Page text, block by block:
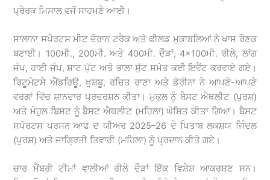
ਪ੍ਰੇਰਕ ਮਿਸਾਲ ਵਜੋਂ ਸਾਹਮਣੇ ਆਈ।
ਸਾਲਾਨਾ ਸਪੋਰਟਸ ਮੀਟ ਦੌਰਾਨ ਟਰੈਕ ਅਤੇ ਫੀਲਡ ਮੁਕਾਬਲਿਆਂ ਨੇ ਖਾਸ ਰੌਣਕ
ਬਣਾਈ। 100ਮੀ., 200ਮੀ. ਅਤੇ 400ਮੀ. ਦੌੜਾਂ, 4×100ਮੀ. ਰੀਲੇ, ਲਾਂਗ
ਜੰਪ, ਹਾਈ ਜੰਪ, ਸ਼ਾਟ ਪੁੱਟ ਅਤੇ ਭਾਲਾ ਸੁੱਟ ਸਮੇਤ ਕਈ ਇਵੈਂਟ ਕਰਵਾਏ ਗਏ।
ਰਿਟੂਮੇਟਸੇ ਐਂਡਰਿਊ, ਖੁਸ਼ਬੂ, ਰਚਿਤ ਰਾਣਾ ਅਤੇ ਡੋਰੀਨਾ ਨੇ ਆਪਣੇ-ਆਪਣੇ
ਵਰਗਾਂ ਵਿੱਚ ਸ਼ਾਨਦਾਰ ਪ੍ਰਦਰਸ਼ਨ ਕੀਤਾ। ਮੁਕੁਲ ਨੂੰ ਬੈਸਟ ਐਥਲੀਟ (ਪੁਰਸ਼)
ਅਤੇ ਮੇਹੁਲ ਬਿਸ਼ਟ ਨੂੰ ਬੈਸਟ ਐਥਲੀਟ (ਮਹਿਲਾ) ਘੋਸ਼ਿਤ ਕੀਤਾ ਗਿਆ। ਬੈਸਟ
ਸਪੋਰਟਸ ਪਰਸਨ ਆਫ ਦ ਯੀਅਰ 2025–26 ਦੇ ਖਿਤਾਬ ਲਕਸ਼ਯ ਜਿੰਦਲ
(ਪੁਰਸ਼) ਅਤੇ ਜਾਗ੍ਰਿਤੀ ਤਿਵਾਰੀ (ਮਹਿਲਾ) ਨੂੰ ਪ੍ਰਦਾਨ ਕੀਤੇ ਗਏ।
ਚਾਰ ਮੈਂਬਰੀ ਟੀਮਾਂ ਵਾਲੀਆਂ ਰੀਲੇ ਦੌੜਾਂ ਇੱਕ ਵਿਸ਼ੇਸ਼ ਆਕਰਸ਼ਣ ਸਨ।